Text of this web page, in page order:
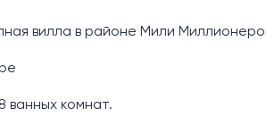
вилла в районе Мили
ванных комнат.